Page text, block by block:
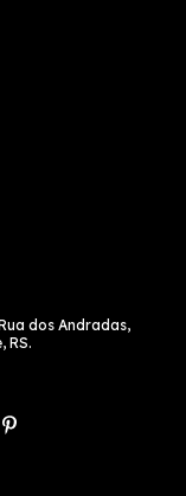
dos Andradas,
RS.